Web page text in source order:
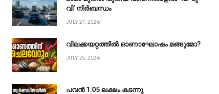
വി’ നിർബന്ധം
JULY 27, 2026
വിലക്കയറ്റത്തിൽ ഓണാഘോഷം മങ്ങുമോ?
JULY 25, 2026
പവൻ ₹1.05 ലക്ഷം കടന്നു